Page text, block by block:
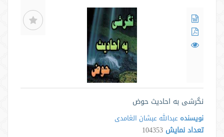
نگرشی به احادیث حوض
نویسنده عبدالله عبشان الغامدی
تعداد نمایش 104353